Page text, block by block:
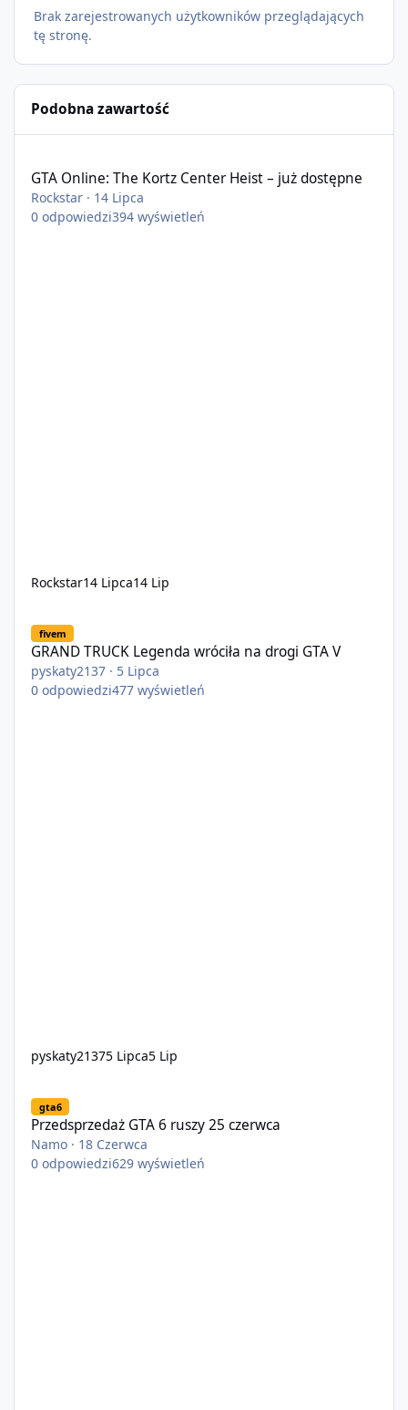
Brak zarejestrowanych użytkowników przeglądających
tę stronę.
Podobna zawartość
GTA Online: The Kortz Center Heist – już dostępne
Rockstar · 14 Lipca
0 odpowiedzi394 wyświetleń
Rockstar14 Lipca14 Lip
fivem
GRAND TRUCK Legenda wróciła na drogi GTA V
pyskaty2137 · 5 Lipca
0 odpowiedzi477 wyświetleń
pyskaty21375 Lipca5 Lip
gta6
Przedsprzedaż GTA 6 ruszy 25 czerwca
Namo · 18 Czerwca
0 odpowiedzi629 wyświetleń